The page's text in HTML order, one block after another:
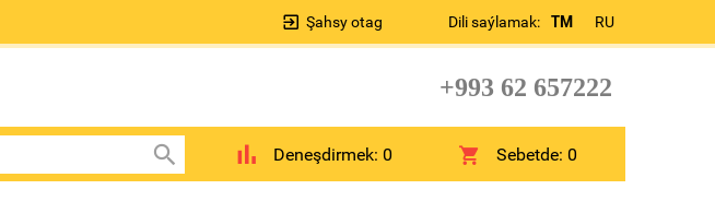
Dili saýlamak: TM RU
Şahsy otag
+993 62 657222
Deneşdirmek: 0 Sebetde:0